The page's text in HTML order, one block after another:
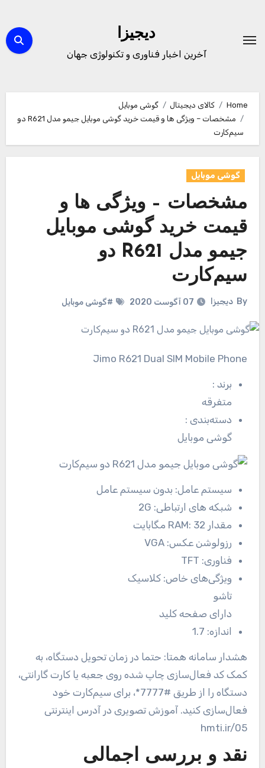
content
دیجیزا
آخرین اخبار فناوری و تکنولوژی جهان
Home کالای دیجیتال
گوشی موبایل
مشخصات – ویژگی ها و قیمت خرید گوشی موبایل جیمو مدل R621 دو
سیم‌کارت
گوشی موبایل
مشخصات – ویژگی ها و
قیمت خرید گوشی موبایل
جیمو مدل R621 دو
سیم‌کارت
By دیجیزا 07 آگوست 2020 #گوشی موبایل
Jimo R621 Dual SIM Mobile Phone
برند:
متفرقه
دسته‌بندی:
گوشی موبایل
سیستم عامل: بدون سیستم عامل
شبکه های ارتباطی: 2G
مقدار RAM: 32 مگابایت
رزولوشن عکس: VGA
فناوری: TFT
ویژگی‌های خاص: کلاسیک
تاشو
دارای صفحه کلید
اندازه: 1.7
هشدار سامانه همتا: حتما در زمان تحویل دستگاه، به
کمک کد فعال‌سازی چاپ شده روی جعبه یا کارت گارانتی،
دستگاه را از طریق #7777*، برای سیم‌کارت خود
فعال‌سازی کنید. آموزش تصویری در آدرس اینترنتی
hmti.ir/05
نقد و بررسی اجمالی